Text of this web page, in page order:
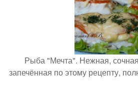
Рыба "Мечта". Нежная,
запечённая по этому рецепту,